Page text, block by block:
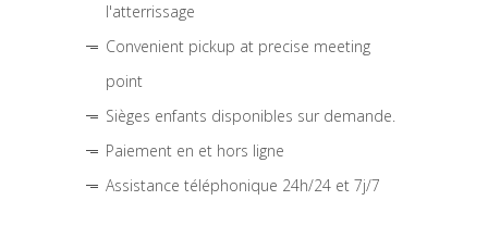
l'atterrissage
Convenient pickup at precise meeting
point
Sièges enfants disponibles sur demande.
Paiement en et hors ligne
Assistance téléphonique 24h/24 et 7j/7